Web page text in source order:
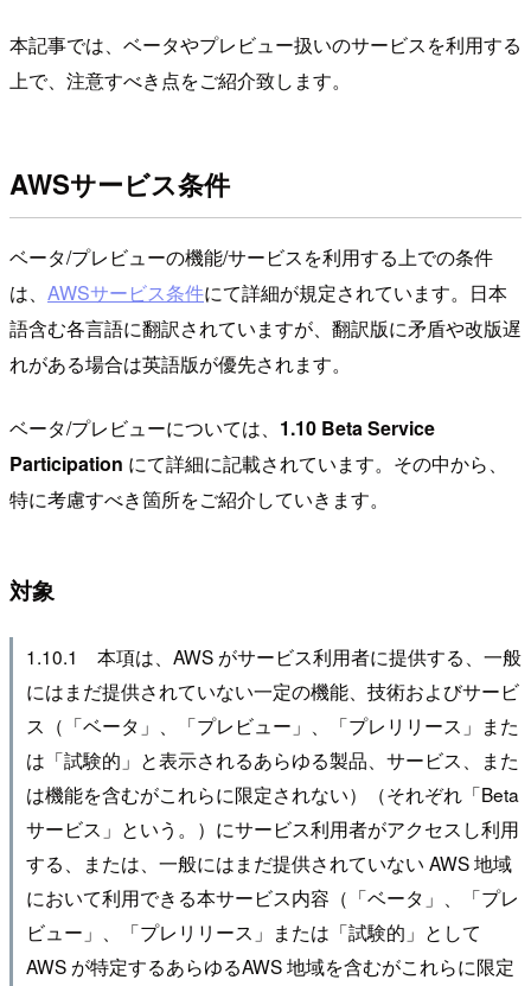
本記事では、ベータやプレビュー扱いのサービスを利用する
上で、注意すべき点をご紹介致します。
AWSサービス条件
ベータ/プレビューの機能/サービスを利用する上での条件
は、 AWSサービス条件にて詳細が規定されています。日本
語含む各言語に翻訳されていますが、翻訳版に矛盾や改版遅
れがある場合は英語版が優先されます。
ベータ/プレビューについては、 1.10 Beta Service
Participation にて詳細に記載されています。その中から、
特に考慮すべき箇所をご紹介していきます。
対象
1.10.1 本項は、AWS がサービス利用者に提供する、一般
にはまだ提供されていない一定の機能、技術およびサービ
ス（「ベータ」、「プレビュー」、「プレリリース」また
は「試験的」と表示されるあらゆる製品、サービス、また
は機能を含むがこれらに限定されない）（それぞれ「Beta
サービス」という。）にサービス利用者がアクセスし利用
する、または、一般にはまだ提供されていない AWS 地域
において利用できる本サービス内容（「ベータ」、「プレ
ビュー」、「プレリリース」または「試験的」として
AWS が特定するあらゆるAWS 地域を含むがこれらに限定